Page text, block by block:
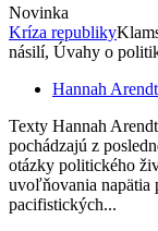
Novinka
Kríza republiky
násilí, Úvahy o
Hannah Arendt
Texty Hannah
pochádzajú z
otázky politického
uvoľňovania napätia
pacifistických...